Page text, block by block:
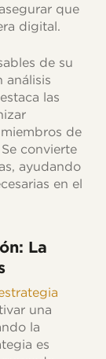
que
digital.
de su
análisis
las
de
convierte
ayudando
en el
La
una
la
es